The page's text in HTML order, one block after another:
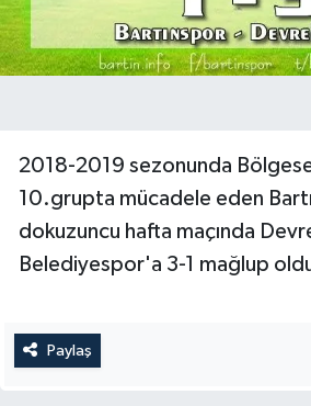
2018-2019 sezonunda
10.grupta mücadele eden
dokuzuncu hafta maçında
Belediyespor'a 3-1 mağlup
Paylaş